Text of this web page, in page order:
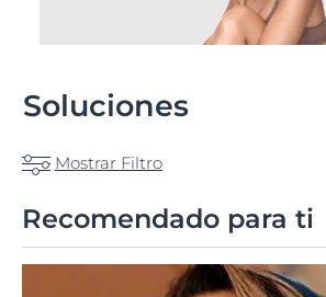
Soluciones
Mostrar Filtro
Recomendado para ti